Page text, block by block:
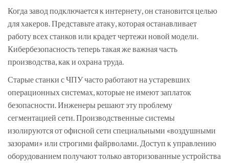
Когда завод подключается к интернету, он становится целью
для хакеров. Представьте атаку, которая останавливает
работу всех станков или крадет чертежи новой модели.
Кибербезопасность теперь такая же важная часть
производства, как и охрана труда.
Старые станки с ЧПУ часто работают на устаревших
операционных системах, которые не имеют заплаток
безопасности. Инженеры решают эту проблему
сегментацией сети. Производственные системы
изолируются от офисной сети специальными «воздушными
зазорами» или строгими файрволами. Доступ к управлению
оборудованием получают только авторизованные устройства